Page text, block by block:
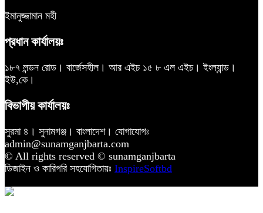
ইমানুজ্জামান মহী
প্রধান কার্যালয়ঃ
১৮৭ লন্ডন রোড। বার্জেসহীল। আর এইচ ১৫ ৮ এল এইচ। ইংল্যান্ড।
ইউ,কে।
বিভাগীয় কার্যালয়ঃ
সুরমা ৪। সুনামগঞ্জ। বাংলাদেশ। যোগাযোগঃ
admin@sunamganjbarta.com
© All rights reserved © sunamganjbarta
ডিজাইন ও কারিগরি সহযোগিতায়ঃ InspireSoftbd